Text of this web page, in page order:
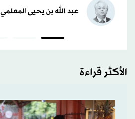
عبد الله بن يحيى المعلمي
الأكثر قراءة